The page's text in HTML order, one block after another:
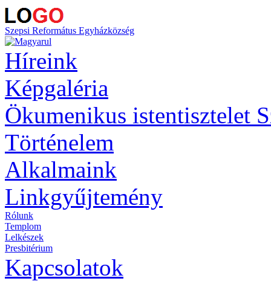
Szepsi Református Egyházközség
Híreink
Képgaléria
Ökumenikus istentisztelet
Történelem
Alkalmaink
Linkgyűjtemény
Rólunk
Templom
Lelkészek
Presbitérium
Kapcsolatok